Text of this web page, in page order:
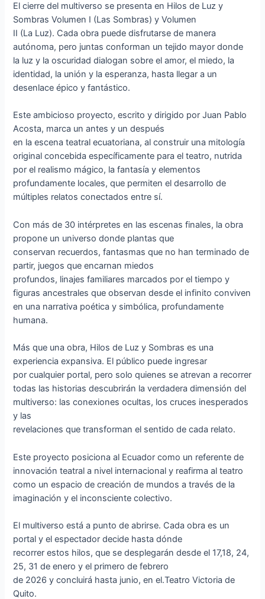
El cierre del multiverso se presenta en Hilos de Luz y
Sombras Volumen I (Las Sombras) y Volumen
II (La Luz). Cada obra puede disfrutarse de manera
autónoma, pero juntas conforman un tejido mayor donde
la luz y la oscuridad dialogan sobre el amor, el miedo, la
identidad, la unión y la esperanza, hasta llegar a un
desenlace épico y fantástico.
Este ambicioso proyecto, escrito y dirigido por Juan Pablo
Acosta, marca un antes y un después
en la escena teatral ecuatoriana, al construir una mitología
original concebida específicamente para el teatro, nutrida
por el realismo mágico, la fantasía y elementos
profundamente locales, que permiten el desarrollo de
múltiples relatos conectados entre sí.
Con más de 30 intérpretes en las escenas finales, la obra
propone un universo donde plantas que
conservan recuerdos, fantasmas que no han terminado de
partir, juegos que encarnan miedos
profundos, linajes familiares marcados por el tiempo y
figuras ancestrales que observan desde el infinito conviven
en una narrativa poética y simbólica, profundamente
humana.
Más que una obra, Hilos de Luz y Sombras es una
experiencia expansiva. El público puede ingresar
por cualquier portal, pero solo quienes se atrevan a recorrer
todas las historias descubrirán la verdadera dimensión del
multiverso: las conexiones ocultas, los cruces inesperados
y las
revelaciones que transforman el sentido de cada relato.
Este proyecto posiciona al Ecuador como un referente de
innovación teatral a nivel internacional y reafirma al teatro
como un espacio de creación de mundos a través de la
imaginación y el inconsciente colectivo.
El multiverso está a punto de abrirse. Cada obra es un
portal y el espectador decide hasta dónde
recorrer estos hilos, que se desplegarán desde el 17,18, 24,
25, 31 de enero y el primero de febrero
de 2026 y concluirá hasta junio, en el.Teatro Victoria de
Quito.